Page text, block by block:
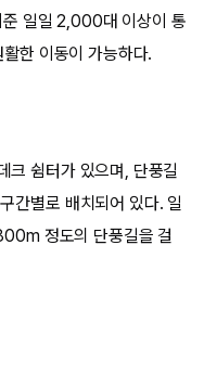
준 일일 2,000대 이상이 통
한 이동이 가능하다.
크 쉼터가 있으며, 단풍길
간별로 배치되어 있다. 일
정도의 단풍길을 걸